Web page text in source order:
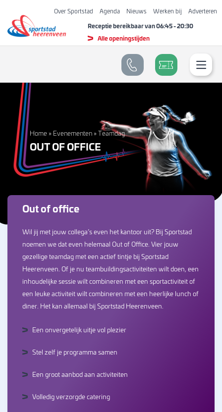
Over Sportstad Agenda Nieuws Werken bij Adverteren
Receptie bereikbaar van06:45-20:30
Alle openingstijden
Home» Evenementen»Teamdag
OUT OF OFFICE
Out of office
Wil jij met jouw collega’s even het kantoor uit? Bij Sportstad
noemen we dat even helemaal Out of Office. Vier jouw
gezellige teamdag met een actief tintje bij Sportstad
Heerenveen. Of je nu teambuildingsactiviteiten wilt doen, een
inhoudelijke sessie wilt combineren met een sportactiviteit of
een leuke activiteit wilt combineren met een heerlijke lunch of
diner. Het kan allemaal bij Sportstad Heerenveen.
Een onvergetelijk uitje vol plezier
Stel zelf je programma samen
Een groot aanbod aan activiteiten
Volledig verzorgde catering